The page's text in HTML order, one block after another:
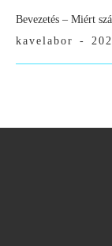
Bevezetés – Miért
kavelabor
-